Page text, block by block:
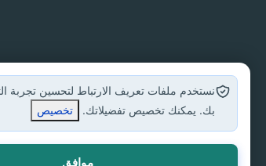
نستخدم ملفات تعريف الارتباط لتحسين تجربة
بك. يمكنك تخصيص تفضيلاتك.
تخصيص
موافق